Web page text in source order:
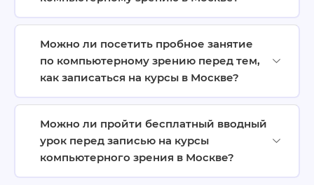
Можно ли посетить пробное занятие
по компьютерному зрению перед тем,
как записаться на курсы в Москве?
Можно ли пройти бесплатный вводный
урок перед записью на курсы
компьютерного зрения в Москве?